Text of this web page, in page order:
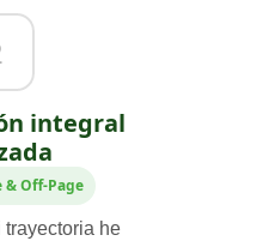
integral
& Off-Page
trayectoria he